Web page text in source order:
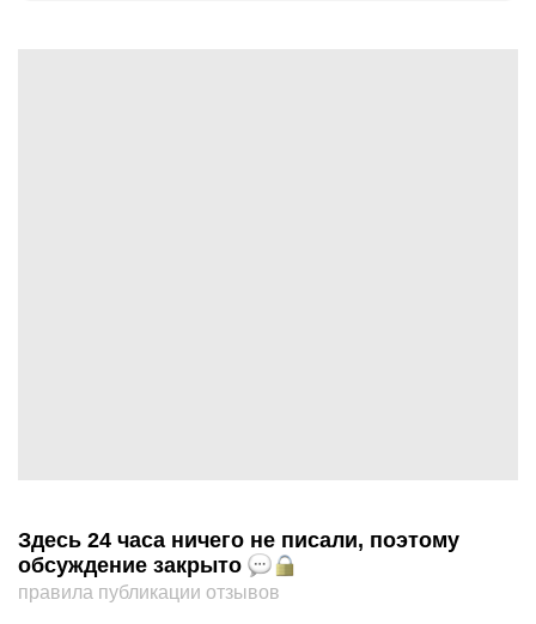
Здесь 24 часа ничего не писали, поэтому
обсуждение закрыто
правила публикации отзывов